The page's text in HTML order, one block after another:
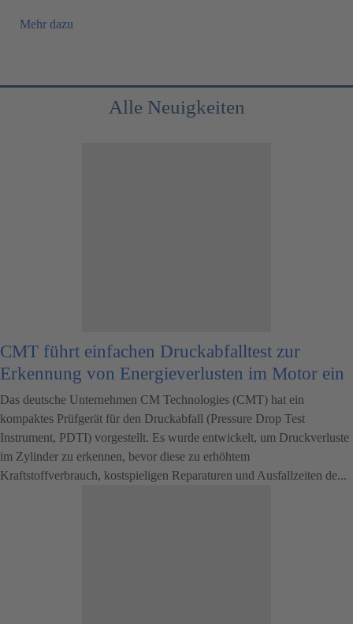
Mehr dazu
Alle Neuigkeiten
CMT führt einfachen Druckabfalltest zur
Erkennung von Energieverlusten im Motor ein
Das deutsche Unternehmen CM Technologies (CMT) hat ein
kompaktes Prüfgerät für den Druckabfall (Pressure Drop Test
Instrument, PDTI) vorgestellt. Es wurde entwickelt, um Druckverluste
im Zylinder zu erkennen, bevor diese zu erhöhtem
Kraftstoffverbrauch, kostspieligen Reparaturen und Ausfallzeiten de...